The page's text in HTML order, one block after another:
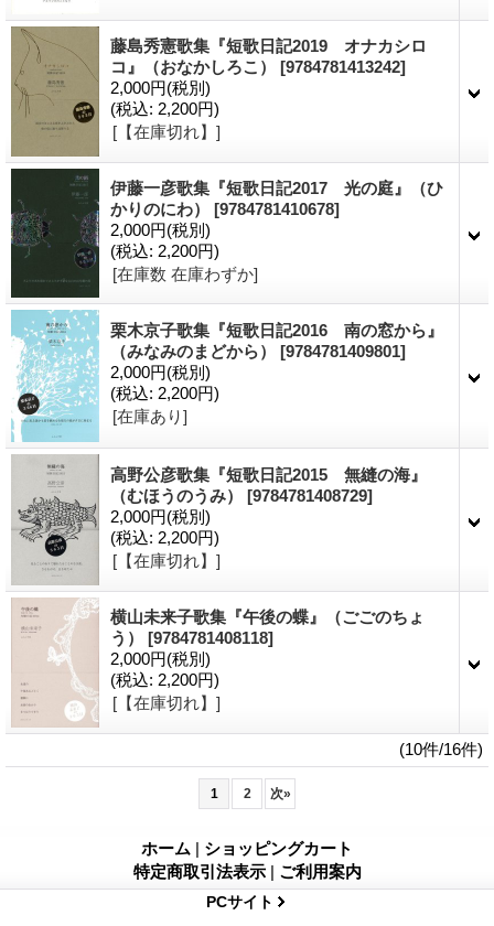
藤島秀憲歌集『短歌日記2019 オナカシロ
コ』（おなかしろこ） [9784781413242]
2,000円(税別)
(税込: 2,200円)
[【在庫切れ】]
伊藤一彦歌集『短歌日記2017 光の庭』（ひ
かりのにわ） [9784781410678]
2,000円(税別)
(税込: 2,200円)
[在庫数 在庫わずか]
栗木京子歌集『短歌日記2016 南の窓から』
（みなみのまどから） [9784781409801]
2,000円(税別)
(税込: 2,200円)
[在庫あり]
高野公彦歌集『短歌日記2015 無縫の海』
（むほうのうみ） [9784781408729]
2,000円(税別)
(税込: 2,200円)
[【在庫切れ】]
横山未来子歌集『午後の蝶』（ごごのちょ
う） [9784781408118]
2,000円(税別)
(税込: 2,200円)
[【在庫切れ】]
(10件/16件)
1 2 次»
ホーム | ショッピングカート
特定商取引法表示 | ご利用案内
PCサイト